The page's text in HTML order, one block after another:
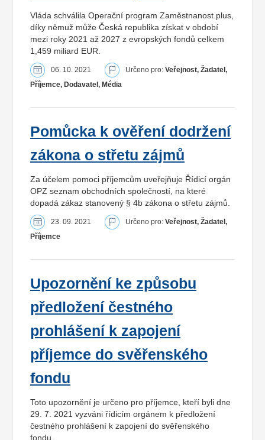
Vláda schválila Operační program Zaměstnanost plus,
díky němuž může Česká republika získat v období
mezi roky 2021 až 2027 z evropských fondů celkem
1,459 miliard EUR.
06. 10. 2021 Určeno pro: Veřejnost, Žadatel,
Příjemce, Dodavatel, Média
Pomůcka k ověření dodržení
zákona o střetu zájmů
Za účelem pomoci příjemcům uveřejňuje Řídicí orgán
OPZ seznam obchodních společností, na které
dopadá zákaz stanovený § 4b zákona o střetu zájmů.
23. 09. 2021 Určeno pro: Veřejnost, Žadatel,
Příjemce
Upozornění ke způsobu
předložení čestného
prohlášení k zapojení
příjemce do svěřenského
fondu
Toto upozornění je určeno pro příjemce, kteří byli dne
29. 7. 2021 vyzváni řídicím orgánem k předložení
čestného prohlášení k zapojení do svěřenského
fondu.